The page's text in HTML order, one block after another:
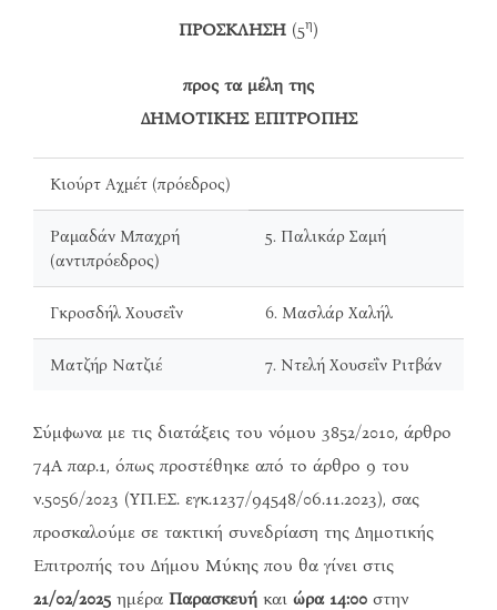
ΠΡΟΣΚΛΗΣΗ (5η)
προς τα μέλη της
ΔΗΜΟΤΙΚΗΣ ΕΠΙΤΡΟΠΗΣ
Κιούρτ Αχμέτ (πρόεδρος)
Ραμαδάν Μπαχρή
(αντιπρόεδρος)
5. Παλικάρ Σαμή
Γκροσδήλ Χουσεΐν 6. Μασλάρ Χαλήλ
Ματζήρ Νατζιέ 7. Ντελή Χουσεΐν Ριτβάν
Σύμφωνα με τις διατάξεις του νόμου 3852/2010, άρθρο
74Α παρ.1, όπως προστέθηκε από το άρθρο 9 του
ν.5056/2023 (ΥΠ.ΕΣ. εγκ.1237/94548/06.11.2023), σας
προσκαλούμε σε τακτική συνεδρίαση της Δημοτικής
Επιτροπής του Δήμου Μύκης που θα γίνει στις
21/02/2025 ημέρα Παρασκευή και ώρα 14:00 στην